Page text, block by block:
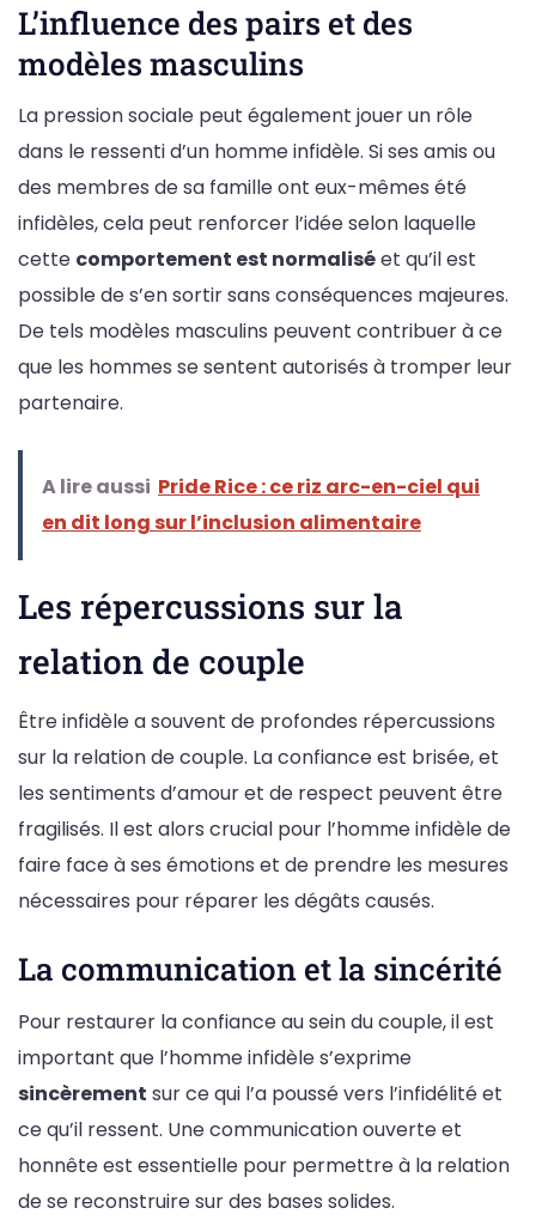
L’influence des pairs et des
modèles masculins
La pression sociale peut également jouer un rôle
dans le ressenti d’un homme infidèle. Si ses amis ou
des membres de sa famille ont eux-mêmes été
infidèles, cela peut renforcer l’idée selon laquelle
cette comportement est normaliséet qu’il est
possible de s’en sortir sans conséquences majeures.
De tels modèles masculins peuvent contribuer à ce
que les hommes se sentent autorisés à tromper leur
partenaire.
A lire aussi Pride Rice : ce riz arc-en-ciel qui
en dit long sur l’inclusion alimentaire
Les répercussions sur la
relation de couple
Être infidèle a souvent de profondes répercussions
sur la relation de couple. La confiance est brisée, et
les sentiments d’amour et de respect peuvent être
fragilisés. Il est alors crucial pour l’homme infidèle de
faire face à ses émotions et de prendre les mesures
nécessaires pour réparer les dégâts causés.
La communication et la sincérité
Pour restaurer la confiance au sein du couple, il est
important que l’homme infidèle s’exprime
sincèrement sur ce qui l’a poussé vers l’infidélité et
ce qu’il ressent. Une communication ouverte et
honnête est essentielle pour permettre à la relation
de se reconstruire sur des bases solides.